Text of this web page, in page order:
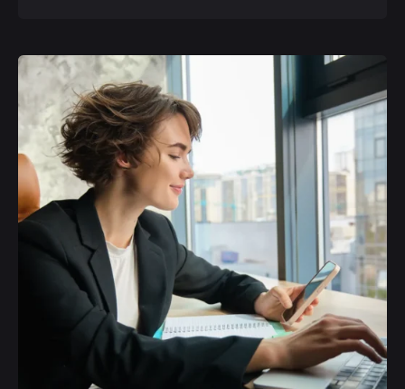
Posted by